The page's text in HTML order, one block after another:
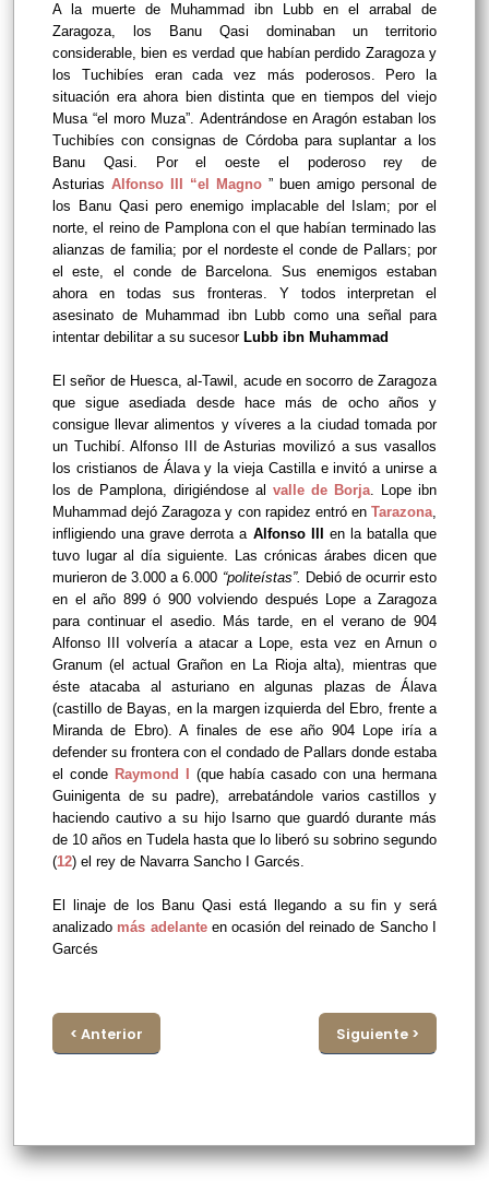
A la muerte de Muhammad ibn Lubb en el arrabal de
Zaragoza, los Banu Qasi dominaban un territorio
considerable, bien es verdad que habían perdido Zaragoza y
los Tuchibíes eran cada vez más poderosos. Pero la
situación era ahora bien distinta que en tiempos del viejo
Musa “el moro Muza”. Adentrándose en Aragón estaban los
Tuchibíes con consignas de Córdoba para suplantar a los
Banu Qasi. Por el oeste el poderoso rey de
Asturias Alfonso III “el Magno ” buen amigo personal de
los Banu Qasi pero enemigo implacable del Islam; por el
norte, el reino de Pamplona con el que habían terminado las
alianzas de familia; por el nordeste el conde de Pallars; por
el este, el conde de Barcelona. Sus enemigos estaban
ahora en todas sus fronteras. Y todos interpretan el
asesinato de Muhammad ibn Lubb como una señal para
intentar debilitar a su sucesor Lubb ibn Muhammad
El señor de Huesca, al-Tawil, acude en socorro de Zaragoza
que sigue asediada desde hace más de ocho años y
consigue llevar alimentos y víveres a la ciudad tomada por
un Tuchibí. Alfonso III de Asturias movilizó a sus vasallos
los cristianos de Álava y la vieja Castilla e invitó a unirse a
los de Pamplona, dirigiéndose al valle de Borja. Lope ibn
Muhammad dejó Zaragoza y con rapidez entró en Tarazona,
infligiendo una grave derrota a Alfonso III en la batalla que
tuvo lugar al día siguiente. Las crónicas árabes dicen que
murieron de 3.000 a 6.000 “politeístas”. Debió de ocurrir esto
en el año 899 ó 900 volviendo después Lope a Zaragoza
para continuar el asedio. Más tarde, en el verano de 904
Alfonso III volvería a atacar a Lope, esta vez en Arnun o
Granum (el actual Grañon en La Rioja alta), mientras que
éste atacaba al asturiano en algunas plazas de Álava
(castillo de Bayas, en la margen izquierda del Ebro, frente a
Miranda de Ebro). A finales de ese año 904 Lope iría a
defender su frontera con el condado de Pallars donde estaba
el conde Raymond I
(que había casado con una hermana
Guinigenta de su padre), arrebatándole varios castillos y
haciendo cautivo a su hijo Isarno que guardó durante más
de 10 años en Tudela hasta que lo liberó su sobrino segundo
(12) el rey de Navarra Sancho I Garcés.
El linaje de los Banu Qasi está llegando a su fin y será
analizado más adelante en ocasión del reinado de Sancho I
Garcés
< Anterior Siguiente >